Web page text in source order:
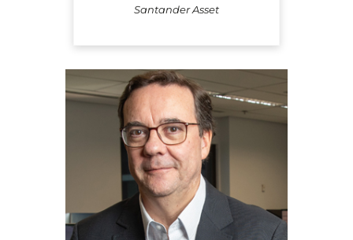
Santander Asset